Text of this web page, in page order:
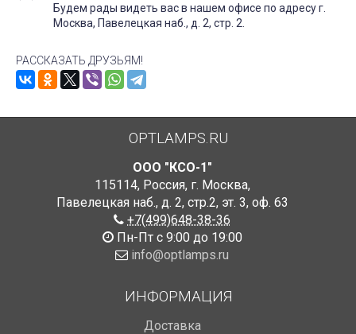
Будем рады видеть вас в нашем офисе по адресу г.
Москва, Павелецкая наб., д. 2, стр. 2.
РАССКАЗАТЬ ДРУЗЬЯМ!
OPTLAMPS.RU
ООО "КСО-1"
115114, Россия, г. Москва,
Павелецкая наб., д. 2, стр.2, эт. 3, оф. 63
+7(499)648-38-36
Пн-Пт с 9:00 до 19:00
info@optlamps.ru
ИНФОРМАЦИЯ
Доставка